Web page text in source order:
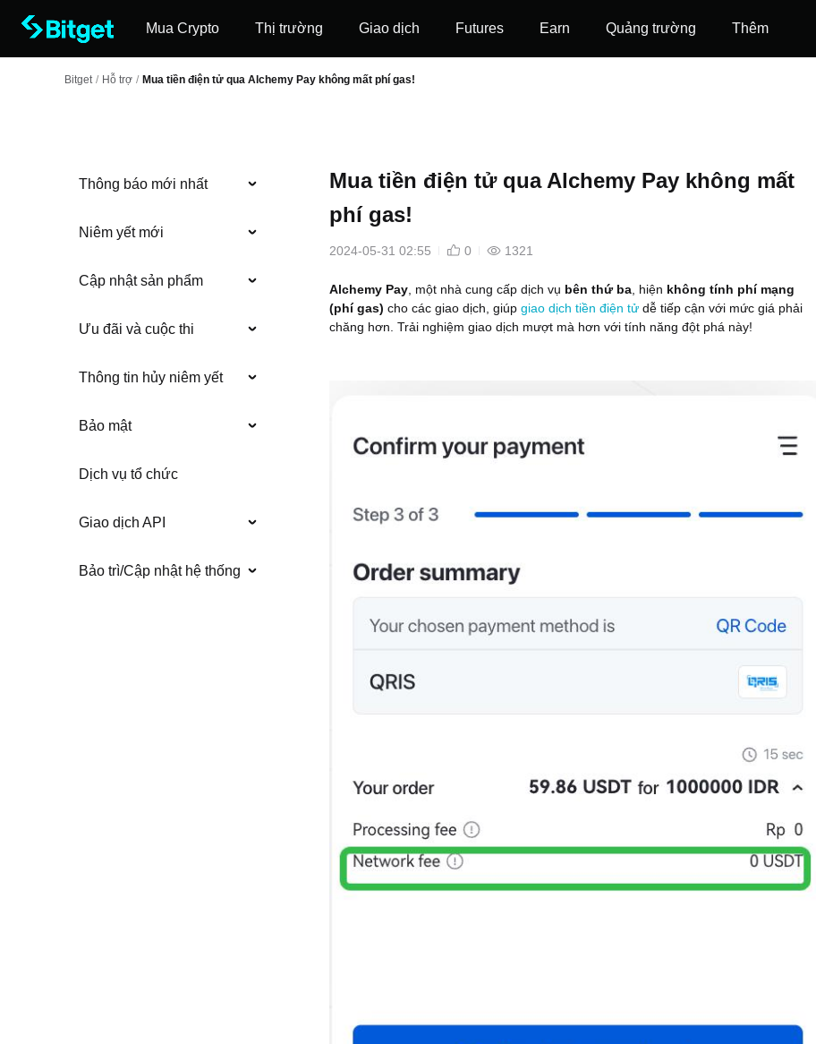
Mua Crypto Thị trường Giao dịch Futures ‌Earn Quảng trường Thêm
Bitget / Hỗ trợ / Mua tiền điện tử qua Alchemy Pay không mất phí gas!
Thông báo mới nhất
Niêm yết mới
Cập nhật sản phẩm
Ưu đãi và cuộc thi
Thông tin hủy niêm yết
Bảo mật
Dịch vụ tổ chức
Giao dịch API
Bảo trì/Cập nhật hệ thống
Mua tiền điện tử qua Alchemy Pay không mất
phí gas!
2024-05-31 02:55 0 1321
Alchemy Pay , một nhà cung cấp dịch vụ bên thứ ba , hiện không tính phí mạng
(phí gas) cho các giao dịch, giúp giao dịch tiền điện tử dễ tiếp cận với mức giá phải
chăng hơn. Trải nghiệm giao dịch mượt mà hơn với tính năng đột phá này!